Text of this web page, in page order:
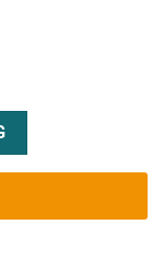
uy tín chính hãng